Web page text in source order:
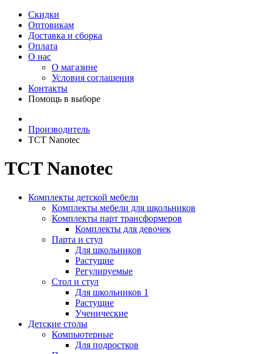
Скидки
Оптовикам
Доставка и сборка
Оплата
О нас
О магазине
Условия соглашения
Контакты
Помощь в выборе
Производитель
TCT Nanotec
TCT Nanotec
Комплекты детской мебели
Комплекты мебели для школьников
Комплекты парт трансформеров
Комплекты для девочек
Парта и стул
Для школьников
Растущие
Регулируемые
Стол и стул
Для школьников 1
Растущие
Ученические
Детские столы
Компьютерные
Для подростков